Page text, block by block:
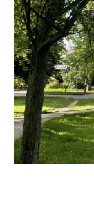
AKTUALITY
FOTOGALERIE
KONTAKTY